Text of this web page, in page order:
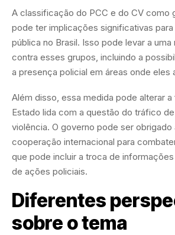
A classificação do PCC e do CV como
pode ter implicações significativas para
pública no Brasil. Isso pode levar a
contra esses grupos, incluindo a
a presença policial em áreas onde eles
Além disso, essa medida pode alterar
Estado lida com a questão do tráfico
violência. O governo pode ser obrigado
cooperação internacional para
que pode incluir a troca de
de ações policiais.
Diferentes
sobre o tema